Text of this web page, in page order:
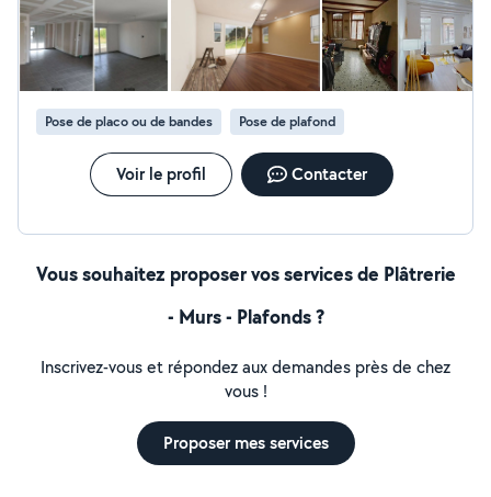
Pose de placo ou de bandes Pose de plafond
Voir le profil Contacter
Vous souhaitez proposer vos services de Plâtrerie
- Murs - Plafonds ?
Inscrivez-vous et répondez aux demandes près de chez
vous !
Proposer mes services